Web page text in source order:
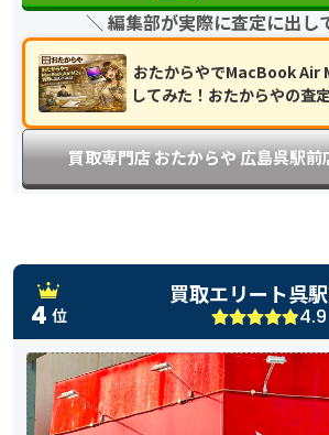
買取専門店 おたからや 広島呉駅前
＼ 編集部が実際に査定に出し
おたからやでMacBook Air
してみた！おたからやの査
4 位
買取エリート呉
4.9